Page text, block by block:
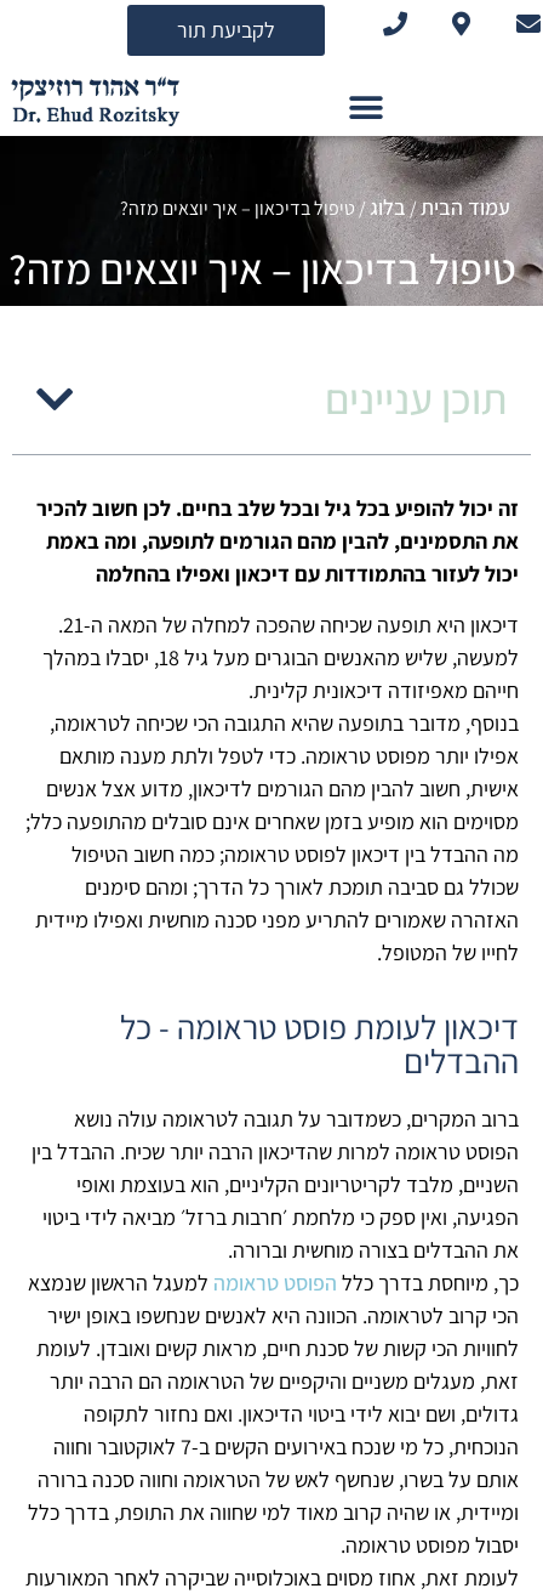
לתוכן לקביעת תור
עמוד הבית/בלוג/טיפול בדיכאון – איך יוצאים מזה?
טיפול בדיכאון – איך יוצאים מזה?
תוכן עניינים
זה יכול להופיע בכל גיל ובכל שלב בחיים. לכן חשוב להכיר
את התסמינים, להבין מהם הגורמים לתופעה, ומה באמת
יכול לעזור בהתמודדות עם דיכאון ואפילו בהחלמה
דיכאון היא תופעה שכיחה שהפכה למחלה של המאה ה-21.
למעשה, שליש מהאנשים הבוגרים מעל גיל 18, יסבלו במהלך
חייהם מאפיזודה דיכאונית קלינית.
בנוסף, מדובר בתופעה שהיא התגובה הכי שכיחה לטראומה,
אפילו יותר מפוסט טראומה. כדי לטפל ולתת מענה מותאם
אישית, חשוב להבין מהם הגורמים לדיכאון, מדוע אצל אנשים
מסוימים הוא מופיע בזמן שאחרים אינם סובלים מהתופעה כלל;
מה ההבדל בין דיכאון לפוסט טראומה; כמה חשוב הטיפול
שכולל גם סביבה תומכת לאורך כל הדרך; ומהם סימנים
האזהרה שאמורים להתריע מפני סכנה מוחשית ואפילו מיידית
לחייו של המטופל.
דיכאון לעומת פוסט טראומה - כל
ההבדלים
ברוב המקרים, כשמדובר על תגובה לטראומה עולה נושא
הפוסט טראומה למרות שהדיכאון הרבה יותר שכיח. ההבדל בין
השניים, מלבד לקריטריונים הקליניים, הוא בעוצמת ואופי
הפגיעה, ואין ספק כי מלחמת ׳חרבות ברזל׳ מביאה לידי ביטוי
את ההבדלים בצורה מוחשית וברורה.
כך, מיוחסת בדרך כלל הפוסט טראומה למעגל הראשון שנמצא
הכי קרוב לטראומה. הכוונה היא לאנשים שנחשפו באופן ישיר
לחוויות הכי קשות של סכנת חיים, מראות קשים ואובדן. לעומת
זאת, מעגלים משניים והיקפיים של הטראומה הם הרבה יותר
גדולים, ושם יבוא לידי ביטוי הדיכאון. ואם נחזור לתקופה
הנוכחית, כל מי שנכח באירועים הקשים ב-7 לאוקטובר וחווה
אותם על בשרו, שנחשף לאש של הטראומה וחווה סכנה ברורה
ומיידית, או שהיה קרוב מאוד למי שחווה את התופת, בדרך כלל
יסבול מפוסט טראומה.
לעומת זאת, אחוז מסוים באוכלוסייה שביקרה לאחר המאורעות